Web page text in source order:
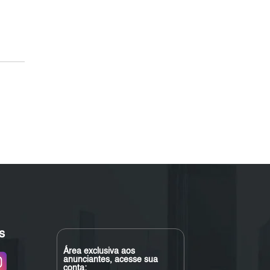
Área exclusiva aos
anunciantes, acesse sua